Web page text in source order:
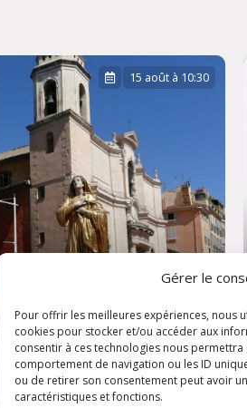
Gérer le
Pour offrir les meilleures expériences, nous
cookies pour stocker et/ou accéder aux
consentir à ces technologies nous
comportement de navigation ou les ID
ou de retirer son consentement peut avoir
caractéristiques et fonctions.
Fête de
l'Assomption
15 août à 10:30